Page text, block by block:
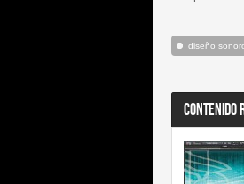
diseño
CONTENIDO